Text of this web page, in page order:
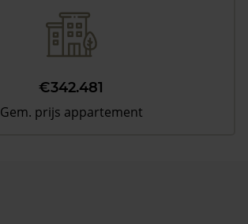
€342.481
Gem. prijs appartement